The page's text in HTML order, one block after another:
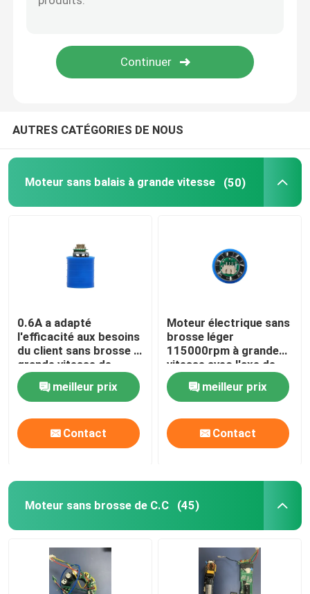
AUTRES CATÉGORIES DE NOUS
Moteur sans balais à grande vitesse (50)
0.6A a adapté
l'efficacité aux besoins
du client sans brosse à
grande vitesse de
moteur du moteur
130W 80%meilleur prix
Contact
Moteur électrique sans
brosse léger
115000rpm à grande
vitesse avec l'axe de
3mm
meilleur prix
Contact
Moteur sans brosse de C.C (45)